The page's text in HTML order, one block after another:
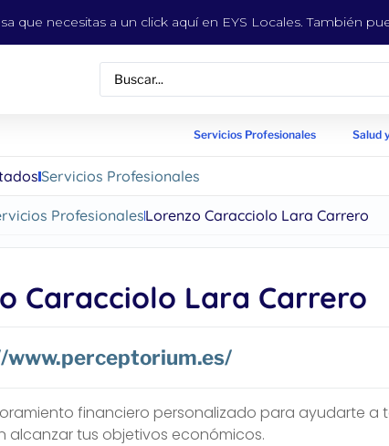
que necesitas a un click aquí en EYS Locales. También
Servicios Profesionales Salud
Servicios Profesionales
ProfesionalesLorenzo Caracciolo Lara Carrero
Caracciolo Lara Carrero
financiero personalizado para ayudarte a
alcanzar tus objetivos económicos.